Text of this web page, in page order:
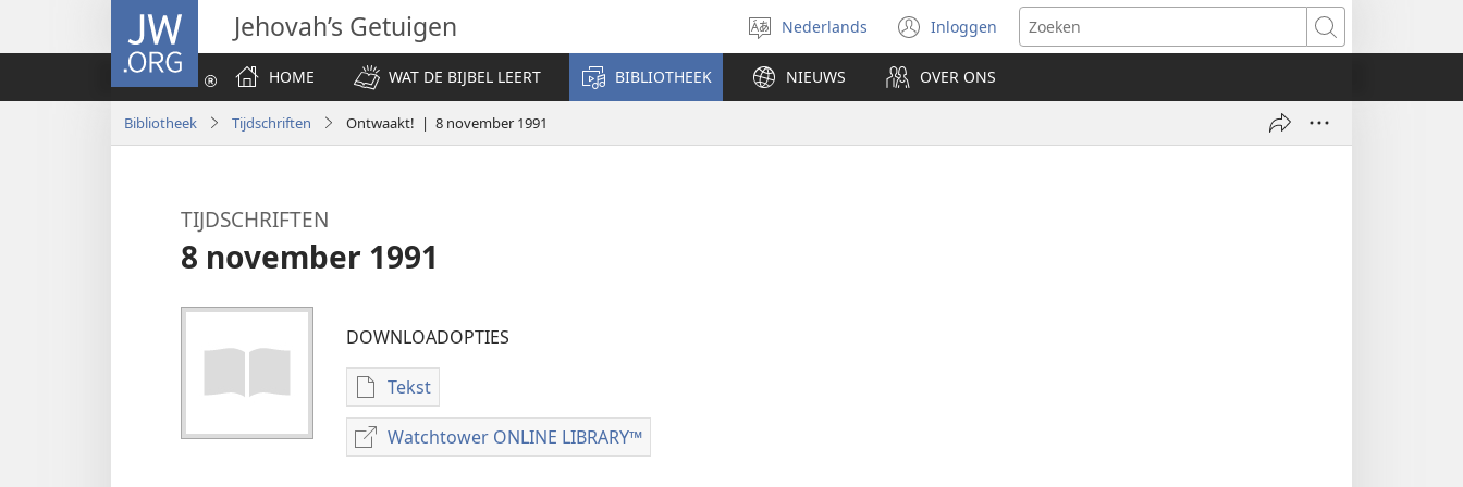
JW.ORG Jehovah’s Getuigen
Taal
selecteren
Nederlands Inloggen
(opent
nieuw
venster)
Zoeken
HOME
WAT DE BIJBEL LEERT BIBLIOTHEEK NIEUWS OVER ONS
Bibliotheek Tijdschriften Ontwaakt! | 8 november 1991
TIJDSCHRIFTEN
8 november 1991
DOWNLOADOPTIES
Tekst
Downloadopties
publicaties
TIJDSCHRIFTEN
Watchtower ONLINE LIBRARY™
Watchtower